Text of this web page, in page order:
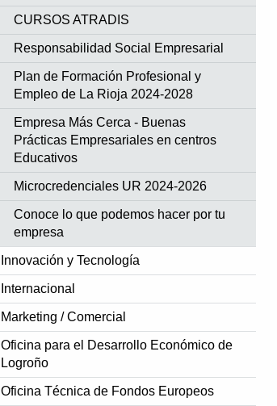
CURSOS ATRADIS
Responsabilidad Social Empresarial
Plan de Formación Profesional y
Empleo de La Rioja 2024-2028
Empresa Más Cerca - Buenas
Prácticas Empresariales en centros
Educativos
Microcredenciales UR 2024-2026
Conoce lo que podemos hacer por tu
empresa
Innovación y Tecnología
Internacional
Marketing / Comercial
Oficina para el Desarrollo Económico de
Logroño
Oficina Técnica de Fondos Europeos